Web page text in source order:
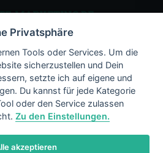
MARKETING.DE
Impressum
Kontakt
Datenschutz
Privatsphäre
Tools oder Services. Um die
sicherzustellen und Dein
setzte ich auf eigene und
Du kannst für jede Kategorie
oder den Service zulassen
Zu den Einstellungen.
akzeptieren